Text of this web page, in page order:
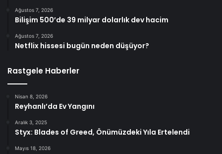
Ağustos 7, 2026
Bilişim 500’de 39 milyar dolarlık dev hacim
Ağustos 7, 2026
Netflix hissesi bugün neden düşüyor?
Rastgele Haberler
Nisan 8, 2026
Reyhanlı’da Ev Yangını
Aralık 3, 2025
Styx: Blades of Greed, Önümüzdeki Yıla Ertelendi
Mayıs 18, 2026